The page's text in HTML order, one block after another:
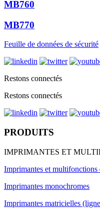
MB760
MB770
Feuille de données de sécurité
Restons connectés
Restons connectés
PRODUITS
IMPRIMANTES ET
Imprimantes et multifonctions
Imprimantes monochromes
Imprimantes matricielles